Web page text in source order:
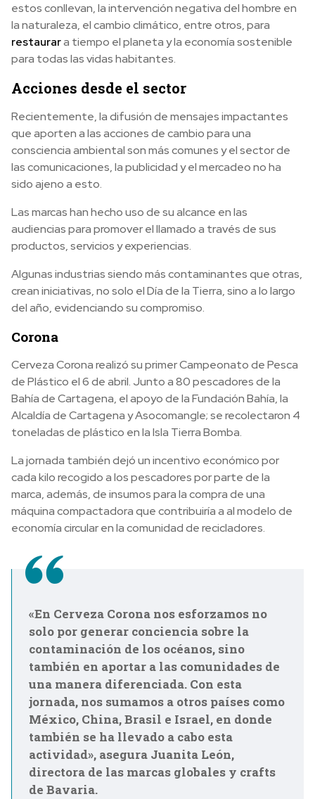
estos conllevan, la intervención negativa del hombre en
la naturaleza, el cambio climático, entre otros, para
restaurara tiempo el planeta y la economía sostenible
para todas las vidas habitantes.
Acciones desde el sector
Recientemente, la difusión de mensajes impactantes
que aporten a las acciones de cambio para una
consciencia ambiental son más comunes y el sector de
las comunicaciones, la publicidad y el mercadeo no ha
sido ajeno a esto.
Las marcas han hecho uso de su alcance en las
audiencias para promover el llamado a través de sus
productos, servicios y experiencias.
Algunas industrias siendo más contaminantes que otras,
crean iniciativas, no solo el Día de la Tierra, sino a lo largo
del año, evidenciando su compromiso.
Corona
Cerveza Corona realizó su primer Campeonato de Pesca
de Plástico el 6 de abril. Junto a 80 pescadores de la
Bahía de Cartagena, el apoyo de la Fundación Bahía, la
Alcaldía de Cartagena y Asocomangle; se recolectaron 4
toneladas de plástico en la Isla Tierra Bomba.
La jornada también dejó un incentivo económico por
cada kilo recogido a los pescadores por parte de la
marca, además, de insumos para la compra de una
máquina compactadora que contribuiría a al modelo de
economía circular en la comunidad de recicladores.
«En Cerveza Corona nos esforzamos no
solo por generar conciencia sobre la
contaminación de los océanos, sino
también en aportar a las comunidades de
una manera diferenciada. Con esta
jornada, nos sumamos a otros países como
México, China, Brasil e Israel, en donde
también se ha llevado a cabo esta
actividad», asegura Juanita León,
directora de las marcas globales y crafts
de Bavaria.